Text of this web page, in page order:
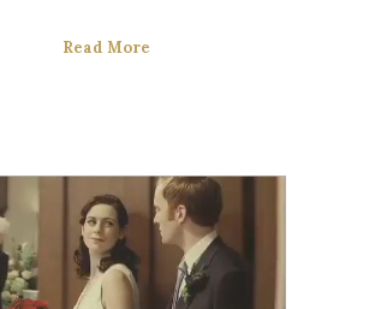
Read More